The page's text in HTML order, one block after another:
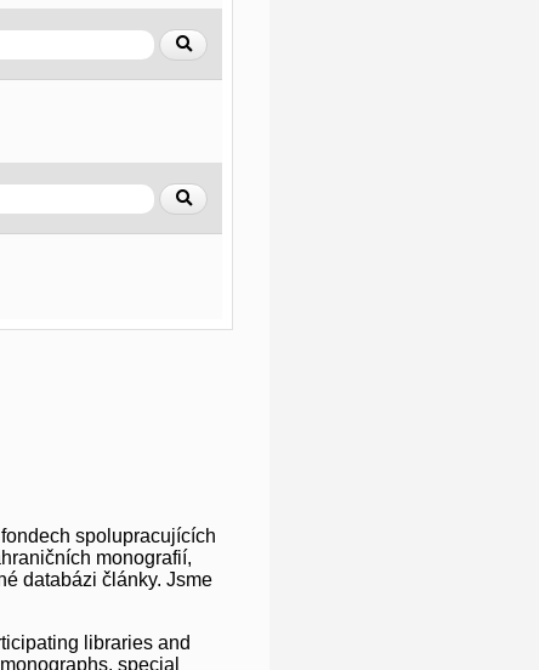
spolupracujících
monografií,
databázi články. Jsme
libraries and
special